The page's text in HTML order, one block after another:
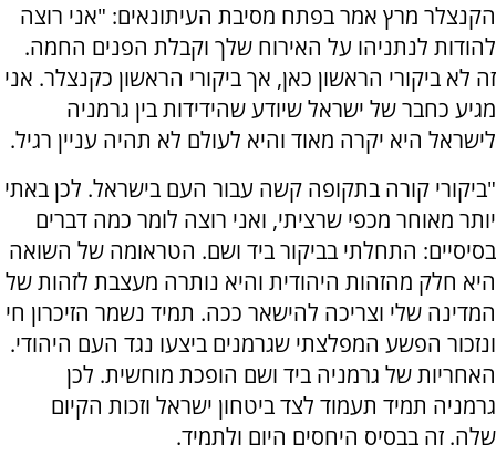
הקנצלר מרץ אמר בפתח מסיבת העיתונאים: "אני רוצה
להודות לנתניהו על האירוח שלך וקבלת הפנים החמה.
זה לא ביקורי הראשון כאן, אך ביקורי הראשון כקנצלר. אני
מגיע כחבר של ישראל שיודע שהידידות בין גרמניה
לישראל היא יקרה מאוד והיא לעולם לא תהיה עניין רגיל.
"ביקורי קורה בתקופה קשה עבור העם בישראל. לכן באתי
יותר מאוחר מכפי שרציתי, ואני רוצה לומר כמה דברים
בסיסיים: התחלתי בביקור ביד ושם. הטראומה של השואה
היא חלק מהזהות היהודית והיא נותרה מעצבת לזהות של
המדינה שלי וצריכה להישאר ככה. תמיד נשמר הזיכרון חי
ונזכור הפשע המפלצתי שגרמנים ביצעו נגד העם היהודי.
האחריות של גרמניה ביד ושם הופכת מוחשית. לכן
גרמניה תמיד תעמוד לצד ביטחון ישראל וזכות הקיום
שלה. זה בבסיס היחסים היום ולתמיד.